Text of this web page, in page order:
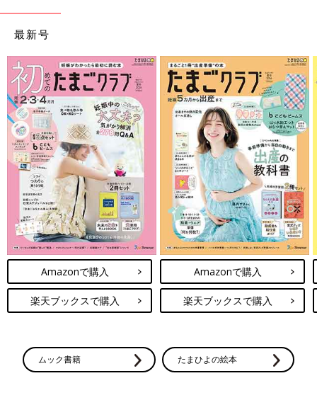
最新号
Amazonで購入
楽天ブックスで購入
Amazonで購入
楽天ブックスで購入
ムック書籍 たまひよの絵本